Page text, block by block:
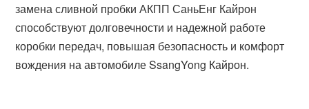
замена сливной пробки АКПП СаньЕнг Кайрон
способствуют долговечности и надежной работе
коробки передач, повышая безопасность и комфорт
вождения на автомобиле SsangYong Кайрон.